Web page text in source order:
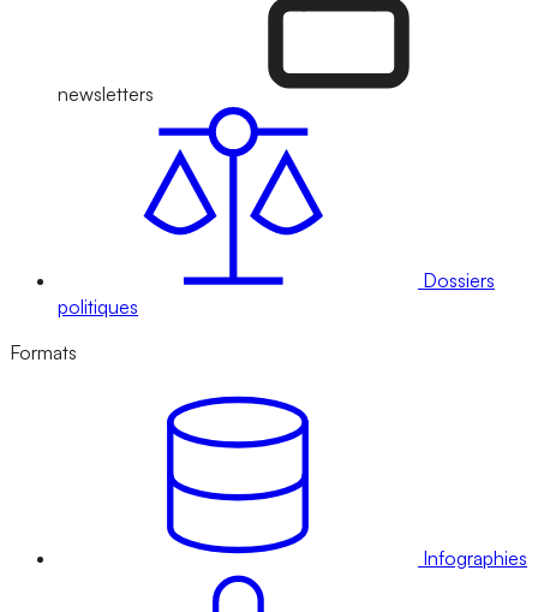
newsletters
Dossiers
politiques
Formats
Infographies